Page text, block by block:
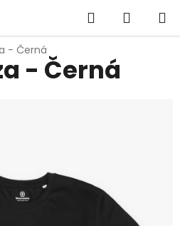
Hledat
KOŠÍK
- Černá
- Černá